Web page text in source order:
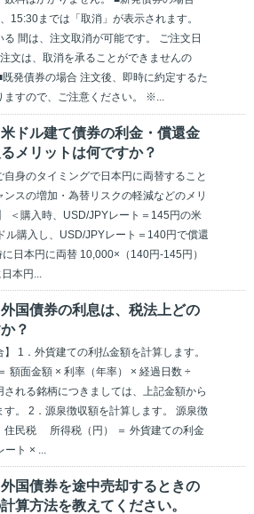
15:30までは「取消」が表示されます。
る 間は、注文取消が可能です。 ご注文日
文は、取消を承ることができませんの
発債券の場合 注文後、即時に約定するた
ますので、ご注意ください。 ※...
米ドル建て債券の利金・償還金
メリットは何ですか？
身のタイミングで日本円に両替すること
スの増加・為替リスクの軽減などのメリ
＜購入時、USD/JPYレート＝145円の米
ル購入し、USD/JPYレート＝140円で償還
日本円に両替 10,000×（140円-145円）
本円...
外国債券の利息は、税法上どの
？
】 1．外貨建ての利払金額を計算します。
額面金額 × 利率（年率） × 経過日数 ÷
れる銘柄につきましては、上記金額から
。 2．源泉徴収額を計算します。 源泉徴
住民税 所得税（円） ＝ 外貨建ての利金
ート × ...
外国債券を途中売却するときの
算方法を教えてください。